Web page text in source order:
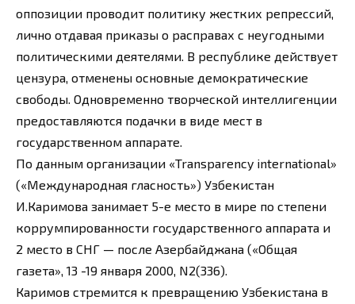
оппозиции проводит политику жестких репрессий,
лично отдавая приказы о расправах с неугодными
политическими деятелями. В республике действует
цензура, отменены основные демократические
свободы. Одновременно творческой интеллигенции
предоставляются подачки в виде мест в
государственном аппарате.
По данным организации «Transparency international»
(«Международная гласность») Узбекистан
И.Каримова занимает 5-е место в мире по степени
коррумпированности государственного аппарата и
2 место в СНГ — после Азербайджана («Общая
газета», 13 -19 января 2000, N2(336).
Каримов стремится к превращению Узбекистана в